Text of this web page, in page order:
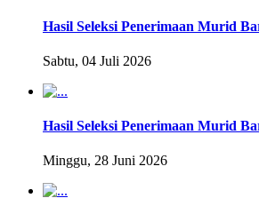
Hasil Seleksi Penerimaan Murid
Sabtu, 04 Juli 2026
Hasil Seleksi Penerimaan Murid
Minggu, 28 Juni 2026